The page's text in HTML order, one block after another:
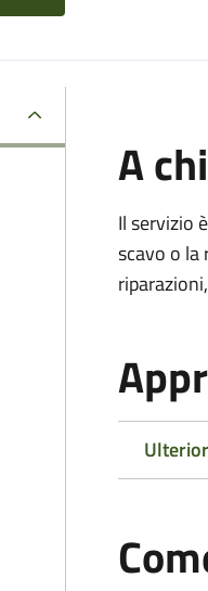
A
Il servizio
scavo o la